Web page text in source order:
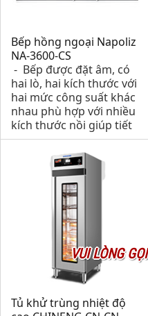
Bếp hồng ngoại Napoliz
NA-3600-CS
- Bếp được đặt âm, có
hai lò, hai kích thước với
hai mức công suất khác
nhau phù hợp với nhiều
kích thước nồi giúp tiết
kiệm điện năng khi sử
VUI LÒNG GỌI
Tủ khử trùng nhiệt độ